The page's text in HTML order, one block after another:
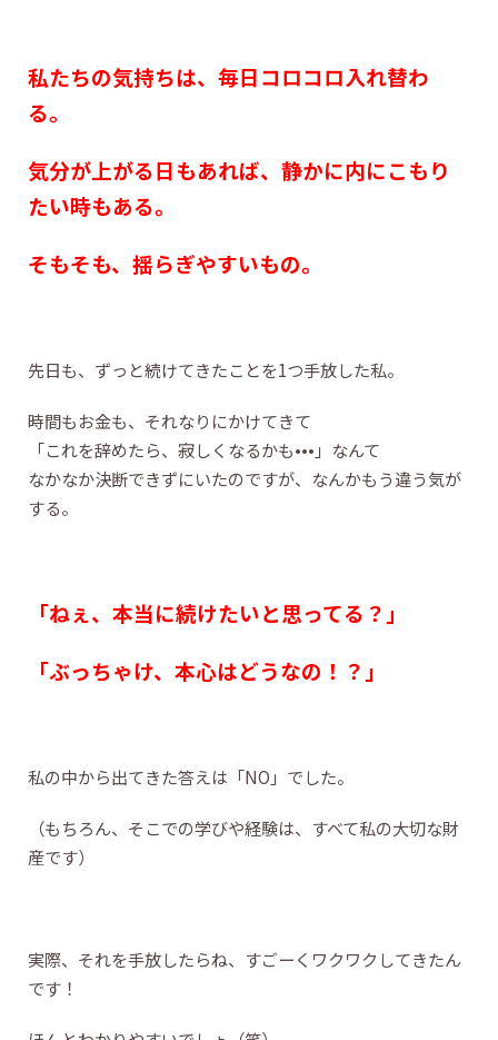
私たちの気持ちは、毎日コロコロ入れ替わ
る。
気分が上がる日もあれば、静かに内にこもり
たい時もある。
そもそも、揺らぎやすいもの。
先日も、ずっと続けてきたことを1つ手放した私。
時間もお金も、それなりにかけてきて
「これを辞めたら、寂しくなるかも•••」なんて
なかなか決断できずにいたのですが、なんかもう違う気が
する。
「ねぇ、本当に続けたいと思ってる？」
「ぶっちゃけ、本心はどうなの！？」
私の中から出てきた答えは「NO」でした。
（もちろん、そこでの学びや経験は、すべて私の大切な財
産です）
実際、それを手放したらね、すごーくワクワクしてきたん
です！